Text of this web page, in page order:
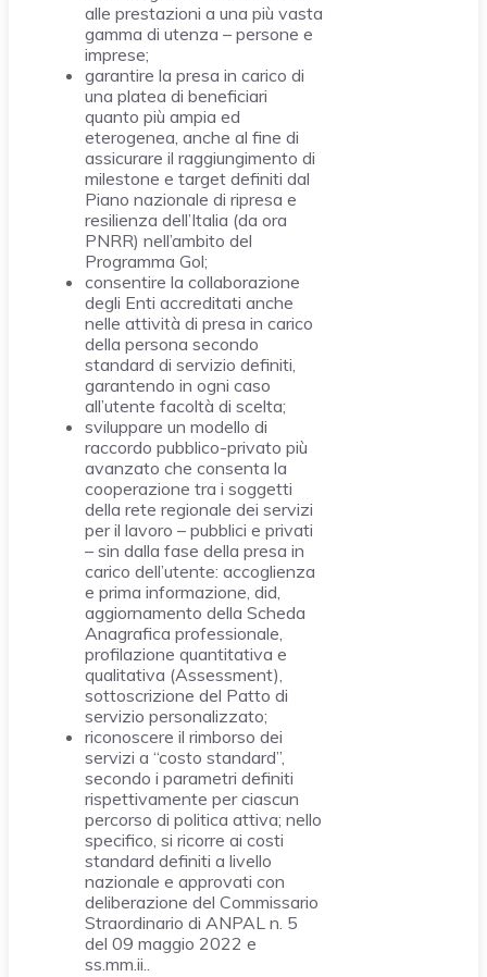
alle prestazioni a una più vasta
gamma di utenza – persone e
imprese;
garantire la presa in carico di
una platea di beneficiari
quanto più ampia ed
eterogenea, anche al fine di
assicurare il raggiungimento di
milestone e target definiti dal
Piano nazionale di ripresa e
resilienza dell’Italia (da ora
PNRR) nell’ambito del
Programma Gol;
consentire la collaborazione
degli Enti accreditati anche
nelle attività di presa in carico
della persona secondo
standard di servizio definiti,
garantendo in ogni caso
all’utente facoltà di scelta;
sviluppare un modello di
raccordo pubblico-privato più
avanzato che consenta la
cooperazione tra i soggetti
della rete regionale dei servizi
per il lavoro – pubblici e privati
– sin dalla fase della presa in
carico dell’utente: accoglienza
e prima informazione, did,
aggiornamento della Scheda
Anagrafica professionale,
profilazione quantitativa e
qualitativa (Assessment),
sottoscrizione del Patto di
servizio personalizzato;
riconoscere il rimborso dei
servizi a “costo standard”,
secondo i parametri definiti
rispettivamente per ciascun
percorso di politica attiva; nello
specifico, si ricorre ai costi
standard definiti a livello
nazionale e approvati con
deliberazione del Commissario
Straordinario di ANPAL n. 5
del 09 maggio 2022 e
ss.mm.ii..